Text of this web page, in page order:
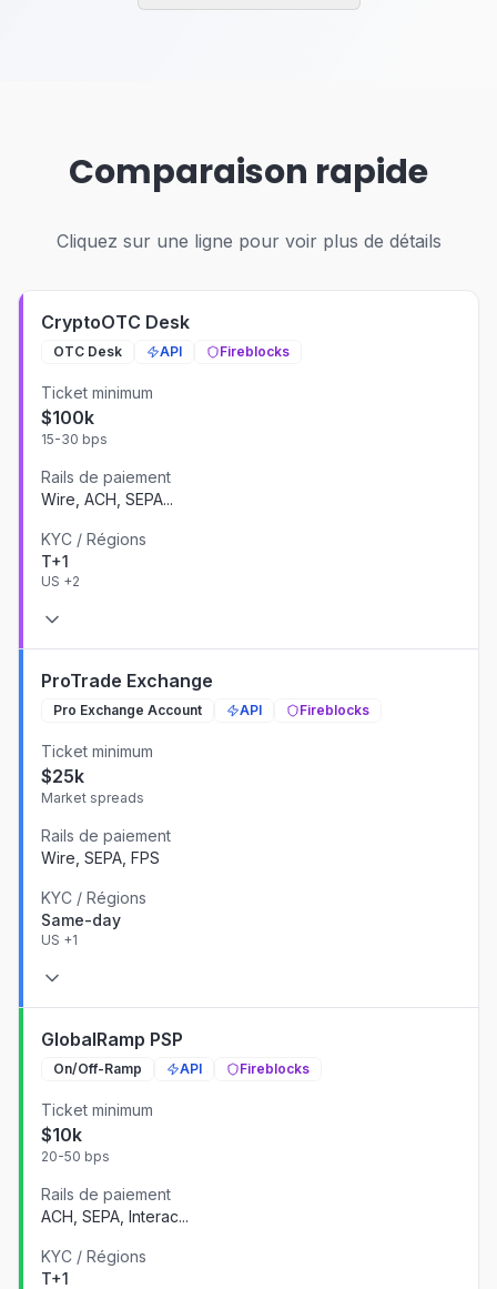
Comparaison rapide
Cliquez sur une ligne pour voir plus de détails
CryptoOTC Desk
OTC Desk API Fireblocks
Ticket minimum
$100k
15-30 bps
Rails de paiement
Wire, ACH, SEPA...
KYC / Régions
T+1
US +2
ProTrade Exchange
Pro Exchange Account API Fireblocks
Ticket minimum
$25k
Market spreads
Rails de paiement
Wire, SEPA, FPS
KYC / Régions
Same-day
US +1
GlobalRamp PSP
On/Off-Ramp API Fireblocks
Ticket minimum
$10k
20-50 bps
Rails de paiement
ACH, SEPA, Interac...
KYC / Régions
T+1